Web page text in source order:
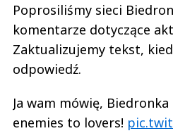
Poprosiliśmy sieci
komentarze dotyczące
Zaktualizujemy tekst,
odpowiedź.
Ja wam mówię,
enemies to lovers!